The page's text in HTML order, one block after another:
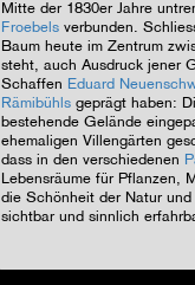
Mitte der 1830er Jahre
Froebels verbunden.
Baum heute im Zentrum
steht, auch Ausdruck jener
Schaffen Eduard
Rämibühls geprägt haben:
bestehende Gelände
ehemaligen Villengärten
dass in den verschiedenen
Lebensräume für Pflanzen,
die Schönheit der Natur
sichtbar und sinnlich